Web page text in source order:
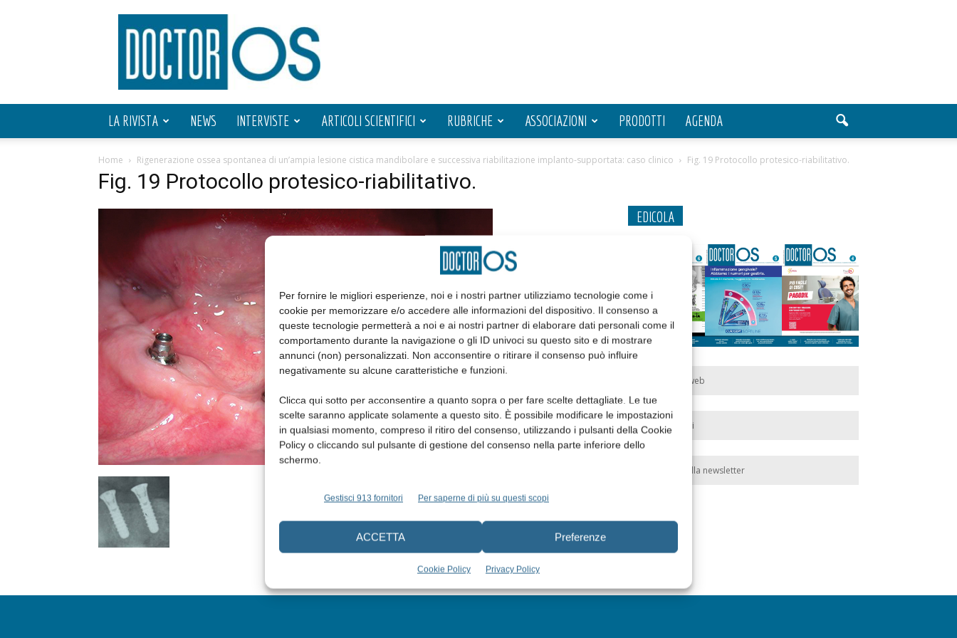
Per fornire le migliori esperienze, noi e i nostri partner utilizziamo tecnologie come i
cookie per memorizzare e/o accedere alle informazioni del dispositivo. Il consenso a
queste tecnologie permetterà a noi e ai nostri partner di elaborare dati personali come il
comportamento durante la navigazione o gli ID univoci su questo sito e di mostrare
annunci (non) personalizzati. Non acconsentire o ritirare il consenso può influire
negativamente su alcune caratteristiche e funzioni.
Clicca qui sotto per acconsentire a quanto sopra o per fare scelte dettagliate. Le tue
scelte saranno applicate solamente a questo sito. È possibile modificare le impostazioni
in qualsiasi momento, compreso il ritiro del consenso, utilizzando i pulsanti della Cookie
Policy o cliccando sul pulsante di gestione del consenso nella parte inferiore dello
schermo.
Gestisci 913 fornitori Per saperne di più su questi scopi
ACCETTA Preferenze
Cookie Policy Privacy Policy
Doctor
OS
LA RIVISTA NEWS INTERVISTE ARTICOLI SCIENTIFICI RUBRICHE ASSOCIAZIONI PRODOTTI AGENDA
Home Rigenerazione ossea spontanea di un’ampia lesione cistica mandibolare e successiva riabilitazione implanto-supportata: caso clinico Fig. 19 Protocollo protesico-riabilitativo.
Fig. 19 Protocollo protesico-riabilitativo.
EDICOLA
Edicola web
Abbonati
Iscriviti alla newsletter